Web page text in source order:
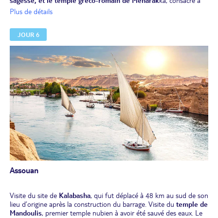
Sérapis, le dieu d’Alexandrie. Navigation vers Assouan.
Plus de détails
JOUR 6
Assouan
Visite du site de Kalabasha, qui fut déplacé à 48 km au sud de son
lieu d’origine après la construction du barrage. Visite du temple de
Mandoulis, premier temple nubien à avoir été sauvé des eaux. Le